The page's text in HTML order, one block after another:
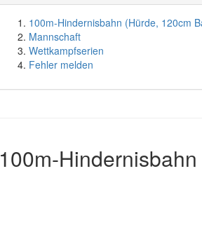
100m-Hindernisbahn (Hürde, 120cm
Mannschaft
Wettkampfserien
Fehler melden
100m-